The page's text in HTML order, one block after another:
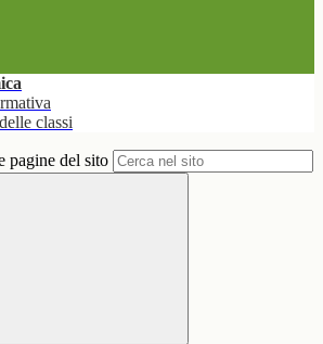
classi
pagine del sito